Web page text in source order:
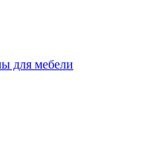
для мебели